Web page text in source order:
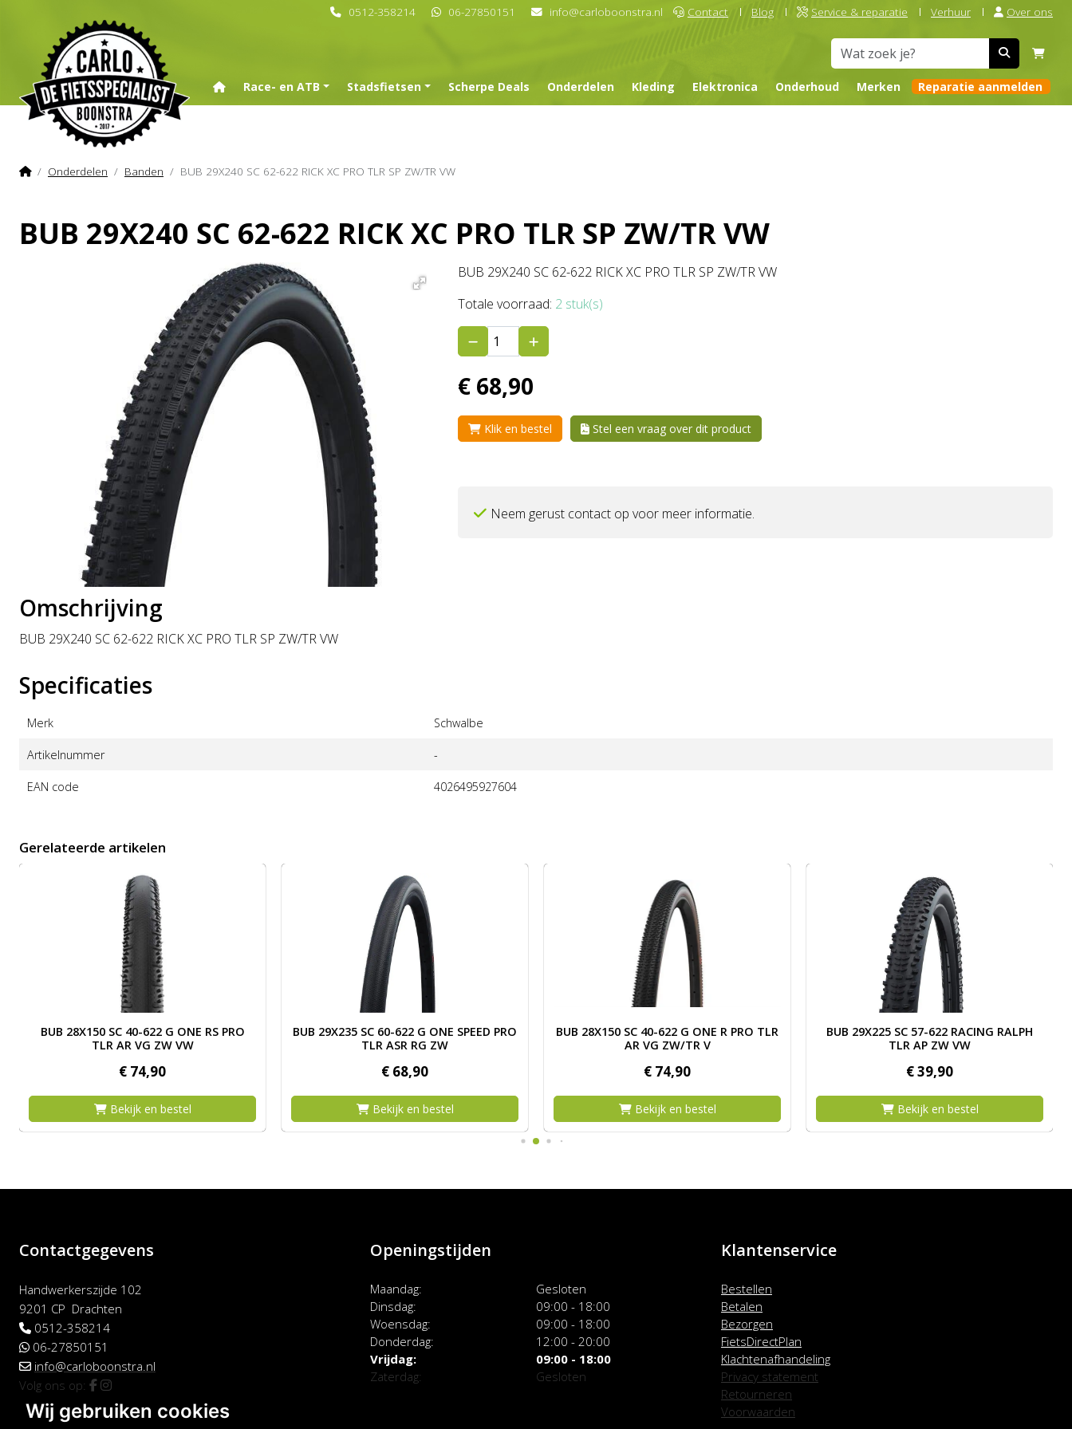
0512-358214 06-27850151 info@carloboonstra.nl Contact Blog Service & reparatie Verhuur Over ons
HomeRace- en ATB Stadsfietsen Scherpe Deals Onderdelen Kleding Elektronica Onderhoud Merken Reparatie aanmelden
HomeOnderdelen Banden BUB 29X240 SC 62-622 RICK XC PRO TLR SP ZW/TR VW
BUB 29X240 SC 62-622 RICK XC PRO TLR SP ZW/TR VW
BUB 29X240 SC 62-622 RICK XC PRO TLR SP ZW/TR VW
Totale voorraad: 2 stuk(s)
€ 68,90
Klik en bestel Stel een vraag over dit product
Neem gerust contact op voor meer informatie.
Omschrijving
BUB 29X240 SC 62-622 RICK XC PRO TLR SP ZW/TR VW
Specificaties
Merk Schwalbe
Artikelnummer -
EAN code 4026495927604
Gerelateerde artikelen
BUB 29X235 SC 60-622 G ONE SPEED PRO
TLR ASR RG ZW
€ 68,90
Bekijk en bestel
BUB 28X150 SC 40-622 G ONE R PRO TLR
AR VG ZW/TR V
€ 74,90
Bekijk en bestel
BUB 29X225 SC 57-622 RACING RALPH
TLR AP ZW VW
€ 39,90
Bekijk en bestel
Bib 12.5x1.75-2 1/4 blitz 32mm schwalbe
47/62-203
€7,90
Bekijk en bestel
Contactgegevens
Handwerkerszijde 102
9201 CP Drachten
0512-358214
06-27850151
info@carloboonstra.nl
Volg ons op:
Openingstijden
Maandag
Gesloten
Dinsdag
09:00 - 18:00
Woensdag
09:00 - 18:00
Donderdag
12:00 - 20:00
Vrijdag
09:00 - 18:00
Zaterdag
Gesloten
Klantenservice
Bestellen
Betalen
Bezorgen
FietsDirectPlan
Klachtenafhandeling
Privacy statement
Retourneren
Voorwaarden
Wij gebruiken cookies